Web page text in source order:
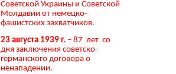
Советской Украины и Советской
Молдавии от немецко-
фашистских захватчиков.
23 августа 1939 г. – 87 лет со
дня заключения советско-
германского договора о
ненападении.